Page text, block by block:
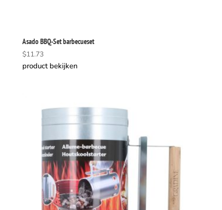
Asado BBQ-Set barbecueset
$11.73
product bekijken